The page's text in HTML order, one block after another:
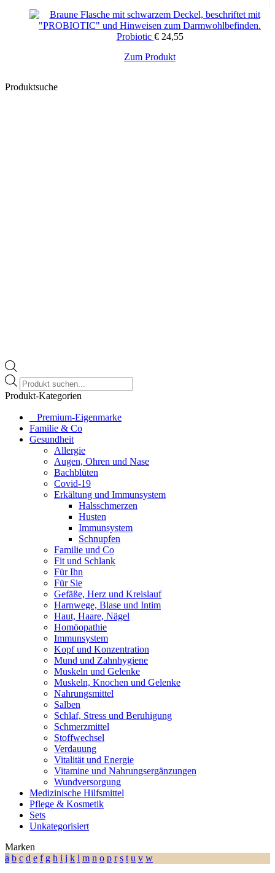
Probiotic €24,55
Zum Produkt
Produktsuche
Products
search
Produkt-Kategorien
⠀​Premium-Eigenmarke
Familie & Co
Gesundheit
Allergie
Augen, Ohren und Nase
Bachblüten
Covid-19
Erkältung und Immunsystem
Halsschmerzen
Husten
Immunsystem
Schnupfen
Familie und Co
Fit und Schlank
Für Ihn
Für Sie
Gefäße, Herz und Kreislauf
Harnwege, Blase und Intim
Haut, Haare, Nägel
Homöopathie
Immunsystem
Kopf und Konzentration
Mund und Zahnhygiene
Muskeln und Gelenke
Muskeln, Knochen und Gelenke
Nahrungsmittel
Salben
Schlaf, Stress und Beruhigung
Schmerzmittel
Stoffwechsel
Verdauung
Vitalität und Energie
Vitamine und Nahrungsergänzungen
Wundversorgung
Medizinische Hilfsmittel
Pflege & Kosmetik
Sets
Unkategorisiert
Marken
a b c d e f g h i j k l m n o p r s t u v w